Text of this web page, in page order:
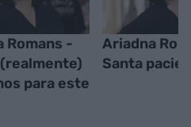
Romans -
para este
Ariadna
Santa